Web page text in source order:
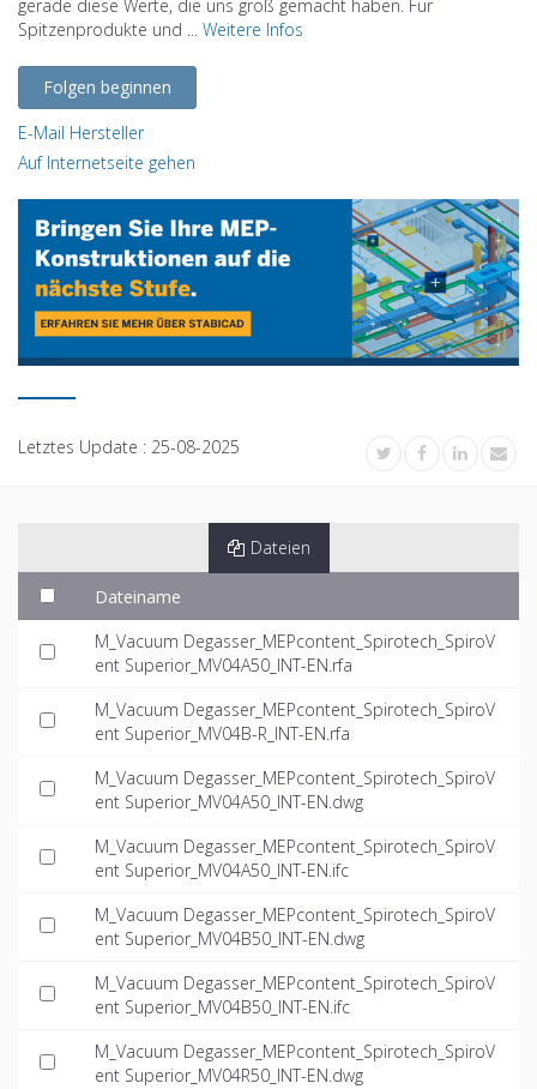
gerade diese Werte, die uns groß gemacht haben. Für
Spitzenprodukte und ... Weitere Infos
Folgen beginnen
E-Mail Hersteller
Auf Internetseite gehen
Letztes Update : 25-08-2025
Dateien
Dateiname
M_Vacuum Degasser_MEPcontent_Spirotech_SpiroV
ent Superior_MV04A50_INT-EN.rfa
M_Vacuum Degasser_MEPcontent_Spirotech_SpiroV
ent Superior_MV04B-R_INT-EN.rfa
M_Vacuum Degasser_MEPcontent_Spirotech_SpiroV
ent Superior_MV04A50_INT-EN.dwg
M_Vacuum Degasser_MEPcontent_Spirotech_SpiroV
ent Superior_MV04A50_INT-EN.ifc
M_Vacuum Degasser_MEPcontent_Spirotech_SpiroV
ent Superior_MV04B50_INT-EN.dwg
M_Vacuum Degasser_MEPcontent_Spirotech_SpiroV
ent Superior_MV04B50_INT-EN.ifc
M_Vacuum Degasser_MEPcontent_Spirotech_SpiroV
ent Superior_MV04R50_INT-EN.dwg